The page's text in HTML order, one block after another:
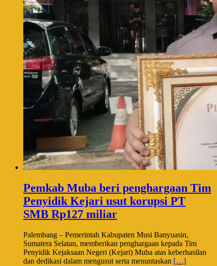
Pemkab Muba beri penghargaan Tim
Penyidik Kejari usut korupsi PT
SMB Rp127 miliar
Palembang – Pemerintah Kabupaten Musi Banyuasin,
Sumatera Selatan, memberikan penghargaan kepada Tim
Penyidik Kejaksaan Negeri (Kejari) Muba atas keberhasilan
dan dedikasi dalam mengusut serta menuntaskan […]